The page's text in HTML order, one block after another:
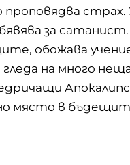
за
обожава
гледа на много
място в